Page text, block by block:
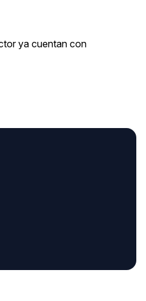
ya cuentan con